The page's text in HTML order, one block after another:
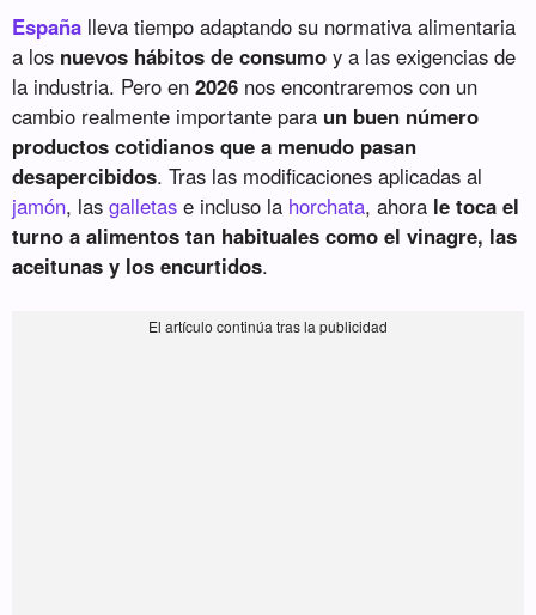
España lleva tiempo adaptando su normativa alimentaria
a los nuevos hábitos de consumo y a las exigencias de
la industria. Pero en2026 nos encontraremos con un
cambio realmente importante para un buen número
productos cotidianos que a menudo pasan
desapercibidos. Tras las modificaciones aplicadas al
jamón, lasgalletas e incluso la horchata, ahora le toca el
turno a alimentos tan habituales como el vinagre, las
aceitunas y los encurtidos.